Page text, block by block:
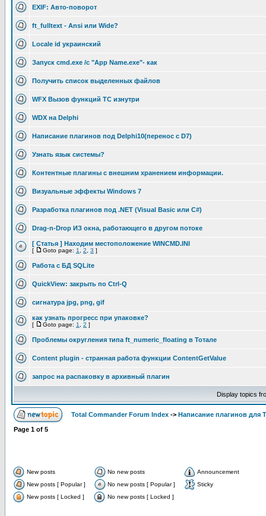
EXIF: Авто-поворот
ft_fulltext - Ansi или Wide?
Locale id украинский
Запуск cmd.exe /c "App Name.exe"- как
Получить список выделенных файлов
WFX Вызов функций TC изнутри
WDX на Delphi
Написание плагинов под Delphi10(перенос с D7)
Узнать язык системы?
Контентные плагины с внешним хранением информации.
Визуальные эффекты Windows 7
Разработка плагинов под .NET (Visual Basic или C#)
Drag-n-Drop ИЗ окна, работающего в другом потоке
[ Статья ] Находим местоположение WINCMD.INI
[ Goto page: 1 2 3 ]
Работа с БД SQLite
QuickView: закрыть по Ctrl-Q
сигнатура jpg, png, gif
как узнать прогресс при упаковке?
[ Goto page: 1 2 ]
Проблемы округления типа ft_numeric_floating в Тотале
Content plugin - странная работа функции ContentGetValue
запрос на распаковку в архивный плагин
Display topics
Total Commander Forum Index -> Написание плагинов для
Page 1 of 5
New posts No new posts
Announcement
New posts [ Popular ]
No new posts [ Popular ]
Sticky
New posts [ Locked ]
No new posts [ Locked ]